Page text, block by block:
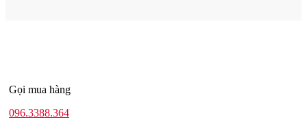
Gọi mua hàng
096.3388.364